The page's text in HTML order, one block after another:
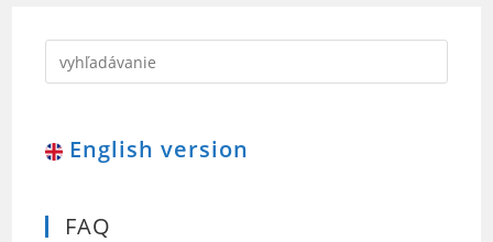
English version
FAQ